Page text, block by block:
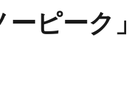
ーピー